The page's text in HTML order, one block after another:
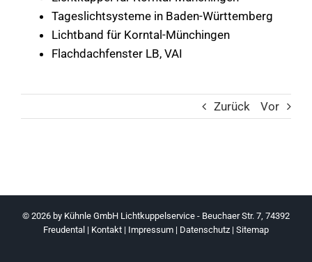
Tageslichtsysteme in Baden-Württemberg
Lichtband für Korntal-Münchingen
Flachdachfenster LB, VAI
Zurück Vor
© 2026 by Kühnle GmbH Lichtkuppelservice - Beuchaer Str. 7, 74392
Freudental | Kontakt | Impressum | Datenschutz | Sitemap